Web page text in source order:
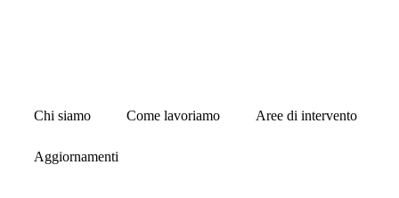
Chi siamo Come lavoriamo Aree di intervento
Aggiornamenti